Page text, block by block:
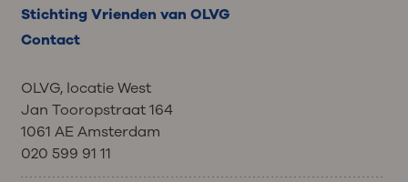
Stichting Vrienden van OLVG
Contact
OLVG, locatie West
Jan Tooropstraat 164
1061 AE Amsterdam
020 599 91 11